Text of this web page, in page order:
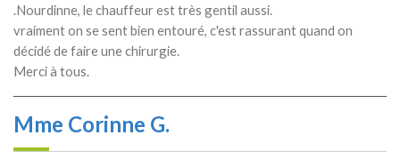
.Nourdinne, le chauffeur est très gentil aussi.
vraiment on se sent bien entouré, c'est rassurant quand on
décidé de faire une chirurgie.
Merci à tous.
Mme Corinne G.